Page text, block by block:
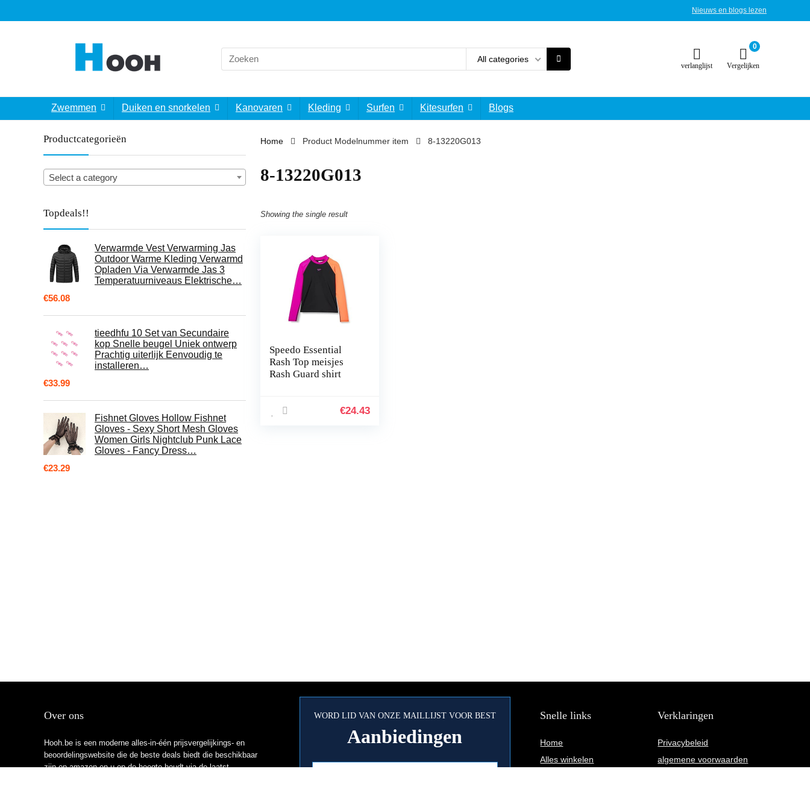
Nieuws en blogs lezen
Search
for:
All categories
verlanglijst
0
Vergelijken
Zwemmen Duiken en snorkelen Kanovaren Kleding Surfen Kitesurfen Blogs
Productcategorieën
Select a category
Topdeals!!
Verwarmde Vest Verwarming Jas
Outdoor Warme Kleding Verwarmd
Opladen Via Verwarmde Jas 3
Temperatuurniveaus Elektrische…
€56.08
tieedhfu 10 Set van Secundaire
kop Snelle beugel Uniek ontwerp
Prachtig uiterlijk Eenvoudig te
installeren…
€33.99
Fishnet Gloves Hollow Fishnet
Gloves - Sexy Short Mesh Gloves
Women Girls Nightclub Punk Lace
Gloves - Fancy Dress…
€23.29
Home Product Modelnummer item ‎8-13220G013
‎8-13220G013
Showing the single result
Speedo Essential
Rash Top meisjes
Rash Guard shirt
€24.43
Over ons
Hooh.be is een moderne alles-in-één prijsvergelijkings- en
beoordelingswebsite die de beste deals biedt die beschikbaar
zijn op amazon en u op de hoogte houdt via de laatst
WORD LID VAN ONZE MAILLIJST VOOR BEST
Aanbiedingen
Snelle links
Home
Alles winkelen
Verklaringen
Privacybeleid
algemene voorwaarden